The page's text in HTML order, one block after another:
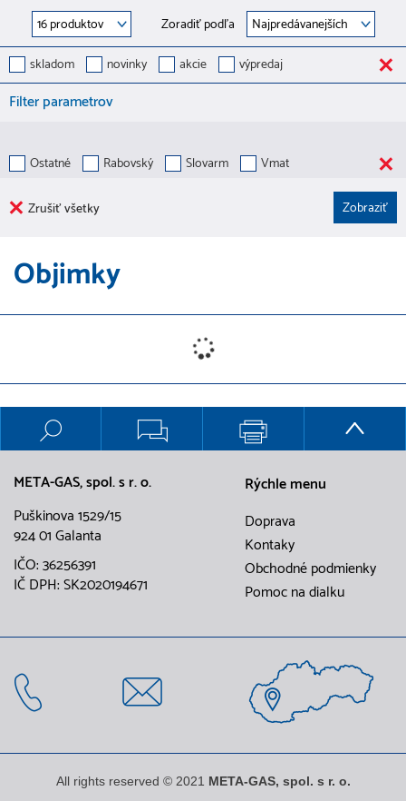
Zoradiť podľa
skladom
novinky akcie výpredaj
Filter parametrov
Ostatné Rabovský Slovarm Vmat
Zrušiť všetky
Objimky
META-GAS, spol. s r. o.
Puškinova 1529/15
924 01 Galanta
IČO: 36256391
IČ DPH: SK2020194671
Rýchle menu
Doprava
Kontaky
Obchodné podmienky
Pomoc na dialku
All rights reserved © 2021 META-GAS, spol. s r. o.